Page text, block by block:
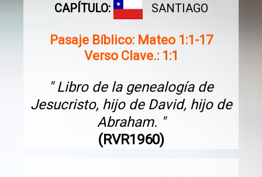
CAPÍTULO:
SANTIAGO
Pasaje Bíblico: Mateo 1:1-17
Verso Clave.: 1:1
" Libro de la genealogía de
Jesucristo, hijo de David, hijo de
Abraham. "
(RVR1960)